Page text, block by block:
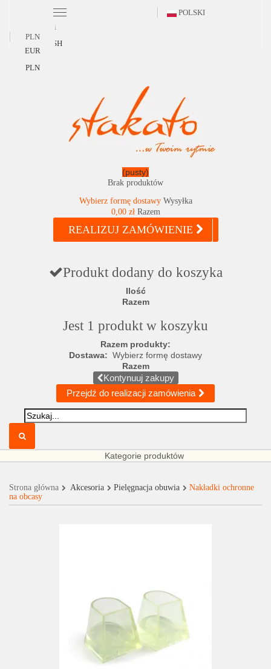
POLSKI
Polski
ENGLISH
PLN
EUR
PLN
(pusty)
Brak produktów
Wybierz formę dostawy Wysyłka
0,00 zł Razem
REALIZUJ ZAMÓWIENIE
Produkt dodany do koszyka
Ilość
Razem
Jest 1 produkt w koszyku
Razem produkty:
Dostawa: Wybierz formę dostawy
Razem
Kontynuuj zakupy
Przejdź do realizacji zamówienia
Kategorie produktów
Strona główna Akcesoria Pielęgnacja obuwia
Nakładki ochronne
na obcasy